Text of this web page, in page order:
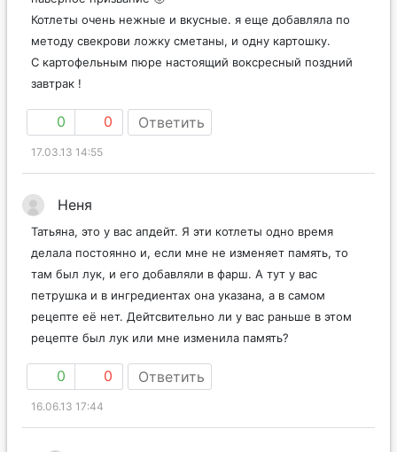
Котлеты очень нежные и вкусные. я еще добавляла по
методу свекрови ложку сметаны, и одну картошку.
С картофельным пюре настоящий воксресный поздний
завтрак !
0 0 Ответить
17.03.13 14:55
Неня
Татьяна, это у вас апдейт. Я эти котлеты одно время
делала постоянно и, если мне не изменяет память, то
там был лук, и его добавляли в фарш. А тут у вас
петрушка и в ингредиентах она указана, а в самом
рецепте её нет. Дейтсвительно ли у вас раньше в этом
рецепте был лук или мне изменила память?
0 0 Ответить
16.06.13 17:44